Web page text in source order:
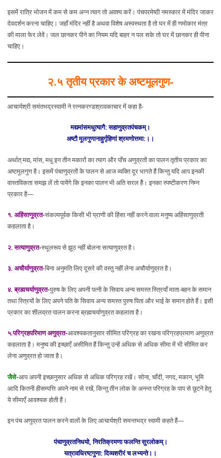
इसमें रात्रि भोजन में कम से कम अन्न त्याग तो अवश्य करें। पंचपरमेष्ठी नमस्कार में मंदिर जाकर
देवदर्शन करना चाहिए। जहाँ मंदिर नहीं है अथवा विशेष अस्वस्थता है तो घर में ही णमोकार मंत्र
की माला फेर लेवें। जल छानकर पीने का नियम यदि बाहर न पल सके तो घर में छानकर ही पीना
चाहिए।
२.५ तृतीय प्रकार के अष्टमूलगुण-
आचार्यश्री समंतभद्रस्वामी ने रत्नकरण्डश्रावकाचार में कहा है-
मद्यमांसमधुत्यागै: सहाणुव्रतपंचकम्।
अष्टौ मूलगुणानाहुर्गृहिणां श्रमणोत्तमा:।।
अर्थात् मद्य, मांस, मधु इन तीन मकारों का त्याग और पाँच अणुव्रतों का पालन तृतीय प्रकार का
अष्टमूलगुण है। इसमें पंचाणुव्रतों के पालन से आज व्यक्ति दूर भागते हैं किन्तु यदि आप इनकी
वास्तविकता समझ लें तो पायेंगे कि इनका पालन भी अति सरल हैै। इनका स्पष्टीकरण निम्न
प्रकार है—
१. अहिंसाणुव्रत-संकल्पपूर्वक किसी भी प्राणी की हिंसा नहीं करने वाला मनुष्य अहिंसाणुव्रती
कहलाता है।
२. सत्याणुव्रत-स्थूलरूप से झूठ नहीं बोलना सत्याणुव्रत है।
३. अचौर्याणुव्रत-बिना अनुमति लिए दूसरे की वस्तु नहीं लेना अचौर्याणुव्रत है।
४. ब्रह्मचर्याणुव्रत-पुरुष के लिए अपनी पत्नी के सिवाय अन्य समस्त स्त्रियाँ माता-बहन के समान
तथा स्त्रियों के लिए अपने पति के सिवाय अन्य समस्त पुरुष पिता और भाई के समान होते हैं। इसी
प्रकार का शीलव्रत पालन करना ब्रह्मचर्याणुव्रत कहलाता है।
५.परिग्रहपरिमाण अणुव्रत-आवश्यकतानुसार सीमित परिग्रह का रखना परिग्रहप्रमाण अणुव्रत
कहलाता है। मनुष्य की इच्छाएँ असीमित हैं किन्तु उन्हें अधिक से अधिक सीमा में भी सीमित कर
लेना अणुव्रत हो जाता है।
जैसे-आप अपनी इच्छानुसार अधिक से अधिक परिग्रह रखें। सोना, चाँदी, नगद, मकान, भूमि
आदि कितनी हीसम्पत्ति अपने नाम से रखें, किन्तु तीन लोक के अनन्त परिग्रह के पाप से छूटने हेतु
ये सीमाएँ आवश्यक होती हैं।
इन पंच अणुव्रत पालन करने वालों के लिए आचार्यश्री समन्तभद्र स्वामी कहते हैं—
पंचाणुव्रतनिधयो, निरतिक्रमणा फलन्ति सुरलोकम्।
यत्रावधिरष्टगुणा: दिव्यशरीरं च लभ्यन्ते।।